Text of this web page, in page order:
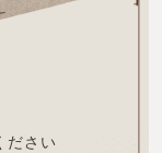
ださい